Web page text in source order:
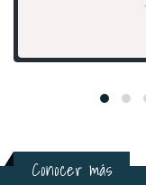
Conocer más